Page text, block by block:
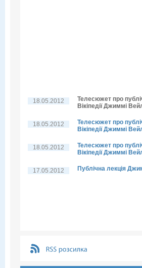
18.05.2012
Телесюжет про
Вікіпедії Джиммі
18.05.2012
Телесюжет про
Вікіпедії Джиммі
18.05.2012
Телесюжет про
Вікіпедії Джиммі
17.05.2012 Публічна лекція